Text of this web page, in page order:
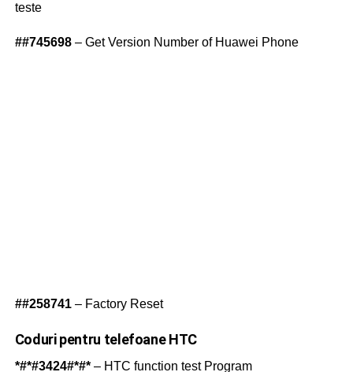
teste
##745698– Get Version Number of Huawei Phone
##258741– Factory Reset
Coduri pentru telefoane HTC
*#*#3424#*#*– HTC function test Program